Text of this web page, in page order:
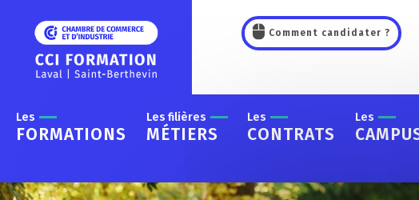
Comment candidater ?
Les
FORMATIONS
Les filières
MÉTIERS
Les
CONTRATS
Les